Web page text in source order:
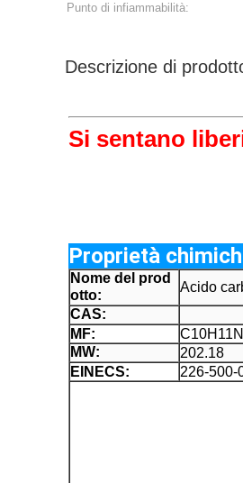
Punto di infiammabilità:
Descrizione di
Si sentano
Proprietà
Nome del prod
otto:
Acido
CAS:
MF:
MW:
202.18
EINECS:
226-500-